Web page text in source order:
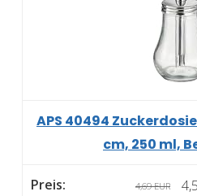
APS 40494
cm, 250 ml,
4,69 EUR